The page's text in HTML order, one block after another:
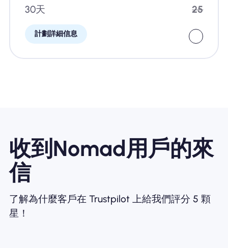
30天
計劃詳細信息
25
收到Nomad用戶的來
信
了解為什麼客戶在 Trustpilot 上給我們評分 5 顆
星！